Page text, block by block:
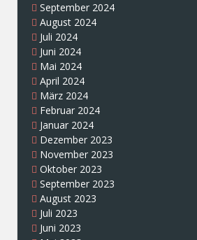
September 2024
August 2024
Juli 2024
Juni 2024
Mai 2024
April 2024
März 2024
Februar 2024
Januar 2024
Dezember 2023
November 2023
Oktober 2023
September 2023
August 2023
Juli 2023
Juni 2023